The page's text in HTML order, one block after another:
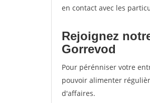
en contact avec les
Rejoignez
Gorrevod
Pour pérénniser votre
pouvoir alimenter
d'affaires.